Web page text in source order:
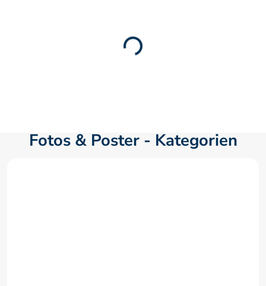
Fotos & Poster - Kategorien